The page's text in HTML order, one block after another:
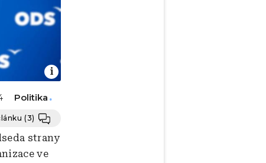
Politika
(3)
strany
ve